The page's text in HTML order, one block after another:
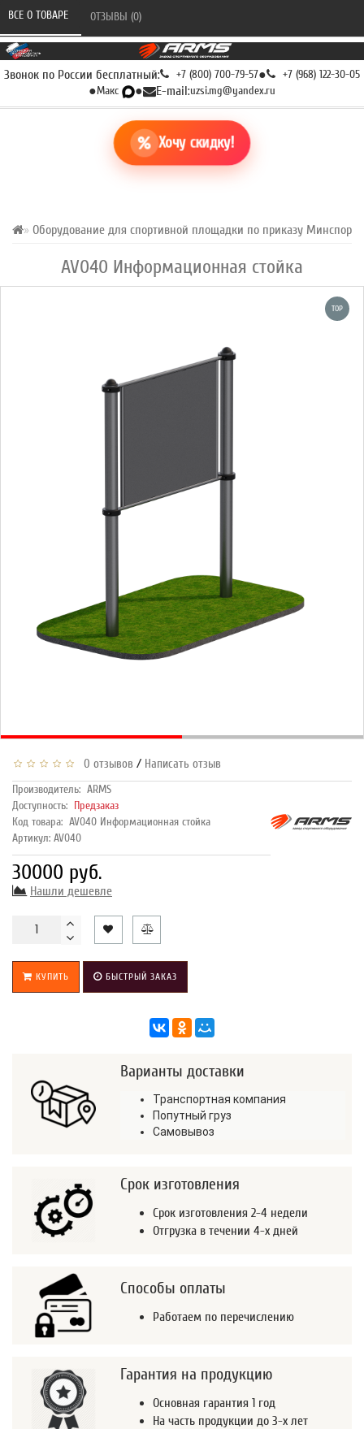
Звонок по России бесплатный: +7 (800) 700-79-57● +7 (968) 122-30-05
●Макс ● E-mail:uzsi.mg@yandex.ru
Хочу скидку!
Оборудование для спортивной площадки по приказу Минспорта
AV040 Информационная стойка
ВСЕ О ТОВАРЕ ОТЗЫВЫ (0)
TOP
0 отзывов / Написать отзыв
Производитель: ARMS
Доступность: Предзаказ
Код товара: AV040 Информационная стойка
Артикул: AV040
30000 руб.
Нашли дешевле
КУПИТЬ БЫСТРЫЙ ЗАКАЗ
Варианты доставки
Транспортная компания
Попутный груз
Самовывоз
Срок изготовления
Срок изготовления 2-4 недели
Отгрузка в течении 4-х дней
Способы оплаты
Работаем по перечислению
Гарантия на продукцию
Основная гарантия 1 год
На часть продукции до 3-х лет